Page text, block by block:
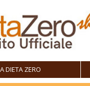
DIETA ZERO